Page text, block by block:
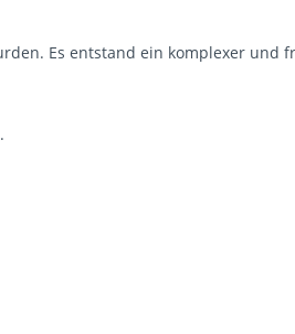
Es entstand ein komplexer